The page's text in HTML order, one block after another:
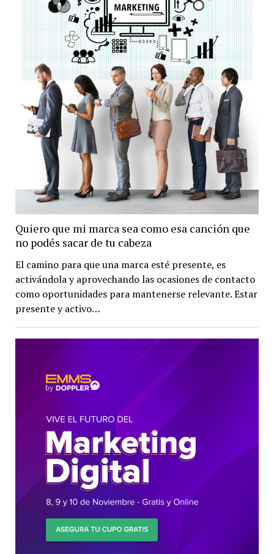
Quiero que mi marca sea como esa canción que
no podés sacar de tu cabeza
El camino para que una marca esté presente, es
activándola y aprovechando las ocasiones de contacto
como oportunidades para mantenerse relevante. Estar
presente y activo…